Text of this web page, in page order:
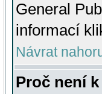
General
informací
Návrat
Proč není